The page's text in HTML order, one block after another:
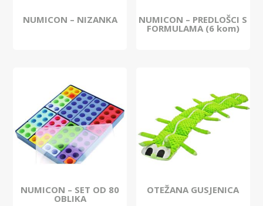
NUMICON – NIZANKA NUMICON – PREDLOŠCI S
FORMULAMA (6 kom)
NUMICON – SET OD 80
OBLIKA
OTEŽANA GUSJENICA